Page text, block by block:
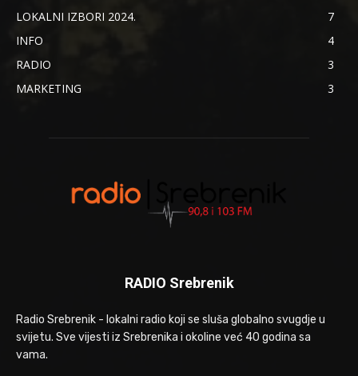
LOKALNI IZBORI 2024.
7
INFO
4
RADIO
3
MARKETING
3
RADIO Srebrenik
Radio Srebrenik - lokalni radio koji se sluša globalno svugdje u
svijetu. Sve vijesti iz Srebrenika i okoline već 40 godina sa
vama.